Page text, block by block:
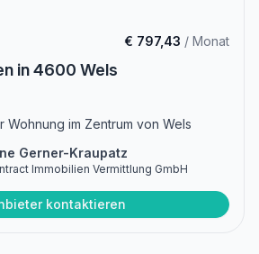
€ 797,43 / Monat
in 4600 Wels
Wohnung im Zentrum von Wels
Gerner-Kraupatz
Immobilien Vermittlung GmbH
kontaktieren